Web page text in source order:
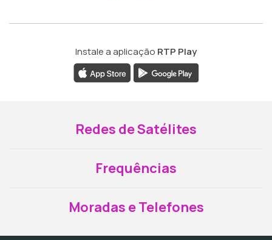
Instale a aplicação RTP Play
Redes de Satélites
Frequências
Moradas e Telefones